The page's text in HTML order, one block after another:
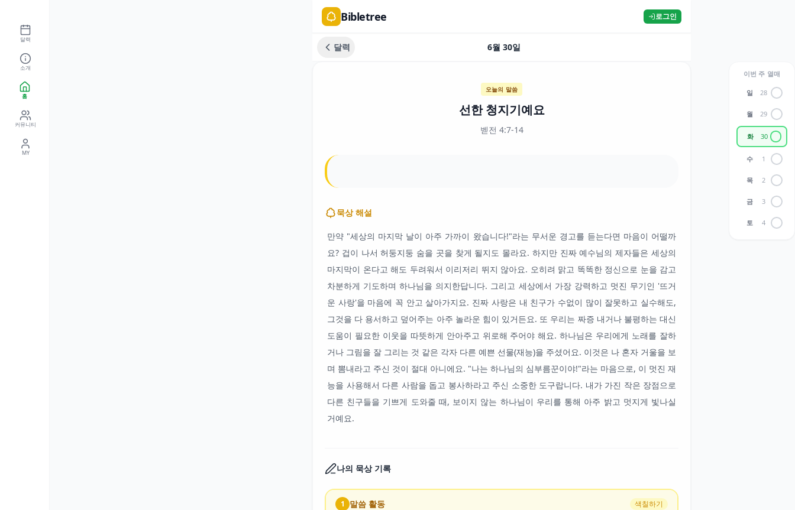
Bibletree 로그인
달력 6월 30일
오늘의 말씀
선한 청지기예요
벧전 4:7-14
묵상 해설
만약 "세상의 마지막 날이 아주 가까이 왔습니다!"라는 무서운 경고를 듣는다면 마음이 어떨까
요? 겁이 나서 허둥지둥 숨을 곳을 찾게 될지도 몰라요. 하지만 진짜 예수님의 제자들은 세상의
마지막이 온다고 해도 두려워서 이리저리 뛰지 않아요. 오히려 맑고 똑똑한 정신으로 눈을 감고
차분하게 기도하며 하나님을 의지한답니다. 그리고 세상에서 가장 강력하고 멋진 무기인 '뜨거
운 사랑'을 마음에 꼭 안고 살아가지요. 진짜 사랑은 내 친구가 수없이 많이 잘못하고 실수해도,
그것을 다 용서하고 덮어주는 아주 놀라운 힘이 있거든요. 또 우리는 짜증 내거나 불평하는 대신
도움이 필요한 이웃을 따뜻하게 안아주고 위로해 주어야 해요. 하나님은 우리에게 노래를 잘하
거나 그림을 잘 그리는 것 같은 각자 다른 예쁜 선물(재능)을 주셨어요. 이것은 나 혼자 거울을 보
며 뽐내라고 주신 것이 절대 아니에요. "나는 하나님의 심부름꾼이야!"라는 마음으로, 이 멋진 재
능을 사용해서 다른 사람을 돕고 봉사하라고 주신 소중한 도구랍니다. 내가 가진 작은 장점으로
다른 친구들을 기쁘게 도와줄 때, 보이지 않는 하나님이 우리를 통해 아주 밝고 멋지게 빛나실
거예요.
나의 묵상 기록
1 말씀 활동 색칠하기
이번 주 열매
일 28
월 29
화 30
수 1
목 2
금 3
토 4
달력
소개
홈
커뮤니티
MY